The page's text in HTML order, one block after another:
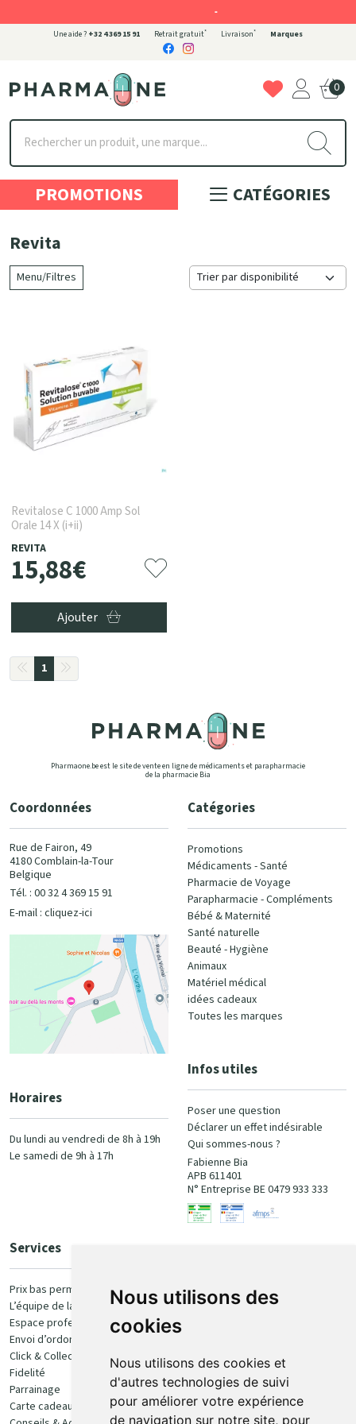
Nous utilisons des
cookies
Nous utilisons des cookies et
d'autres technologies de suivi
pour améliorer votre expérience
de navigation sur notre site, pour
-
Une aide ? +32 4 369 15 91 Retrait gratuit* Livraison* Marques
Pharmaone Votre pharmacie en ligne à votre service
0
PROMOTIONS
CATÉGORIES
Revita
Menu/Filtres
Revitalose C 1000 Amp Sol
Orale 14 X (i+ii)
REVITA
15,88€
Ajouter
1
Pharmaone.be est le site de vente en ligne de médicaments et parapharmacie
de la pharmacie Bia
Coordonnées
Rue de Fairon, 49
4180 Comblain-la-Tour
Belgique
Tél. : 00 32 4 369 15 91
E-mail : cliquez-ici
Horaires
Du lundi au vendredi de 8h à 19h
Le samedi de 9h à 17h
Catégories
Promotions
Médicaments - Santé
Pharmacie de Voyage
Parapharmacie - Compléments
Bébé & Maternité
Santé naturelle
Beauté - Hygiène
Animaux
Matériel médical
idées cadeaux
Toutes les marques
Infos utiles
Poser une question
Déclarer un effet indésirable
Qui sommes-nous ?
Fabienne Bia
APB 611401
N° Entreprise BE 0479 933 333
Services
Prix bas permanent
L’équipe de la pharmacie
Espace professionnel
Envoi d’ordonnance
Click & Collect
Fidelité
Parrainage
Carte cadeau
100% sécurisé
Retrait et livraison